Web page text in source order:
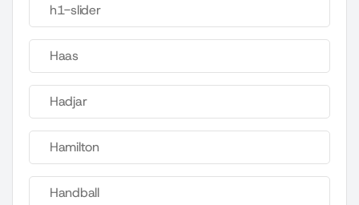
h1-slider
Haas
Hadjar
Hamilton
Handball